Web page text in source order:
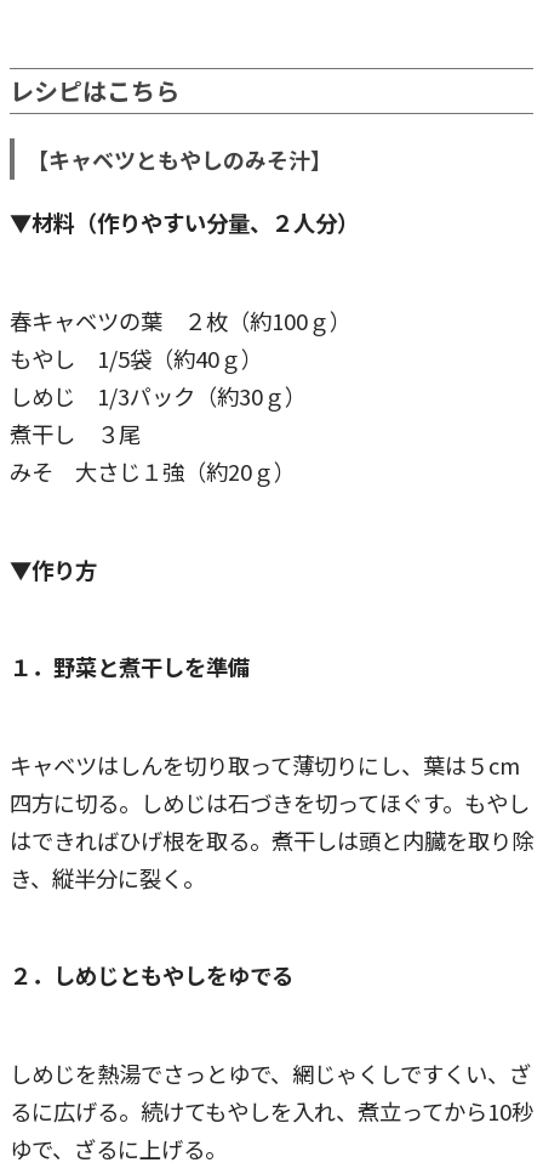
レシピはこちら
【キャベツともやしのみそ汁】
▼材料（作りやすい分量、２人分）
春キャベツの葉 ２枚（約100ｇ）
もやし 1/5袋（約40ｇ）
しめじ 1/3パック（約30ｇ）
煮干し ３尾
みそ 大さじ１強（約20ｇ）
▼作り方
１．野菜と煮干しを準備
キャベツはしんを切り取って薄切りにし、葉は５cm
四方に切る。しめじは石づきを切ってほぐす。もやし
はできればひげ根を取る。煮干しは頭と内臓を取り除
き、縦半分に裂く。
２．しめじともやしをゆでる
しめじを熱湯でさっとゆで、網じゃくしですくい、ざ
るに広げる。続けてもやしを入れ、煮立ってから10秒
ゆで、ざるに上げる。